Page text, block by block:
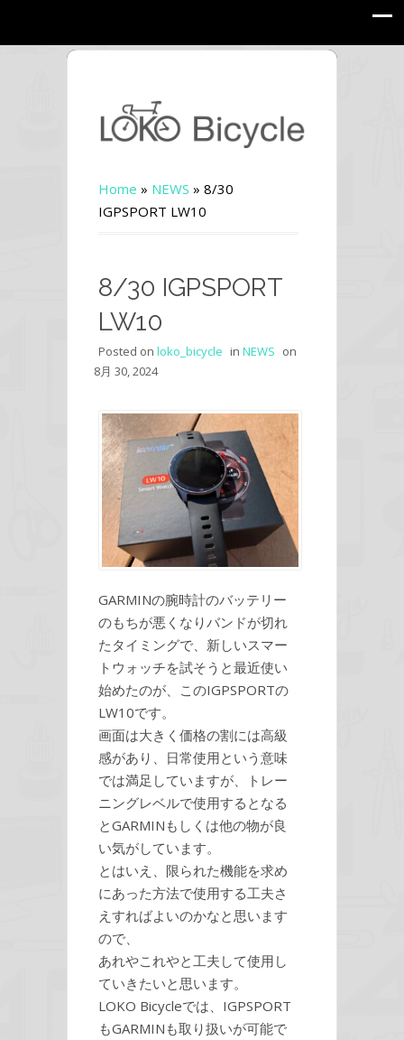
Home » NEWS » 8/30
IGPSPORT LW10
8/30 IGPSPORT
LW10
Posted on loko_bicycle in NEWS on
8月 30, 2024
GARMINの腕時計のバッテリー
のもちが悪くなりバンドが切れ
たタイミングで、新しいスマー
トウォッチを試そうと最近使い
始めたのが、このIGPSPORTの
LW10です。
画面は大きく価格の割には高級
感があり、日常使用という意味
では満足していますが、トレー
ニングレベルで使用するとなる
とGARMINもしくは他の物が良
い気がしています。
とはいえ、限られた機能を求め
にあった方法で使用する工夫さ
えすればよいのかなと思います
ので、
あれやこれやと工夫して使用し
ていきたいと思います。
LOKO Bicycleでは、IGPSPORT
もGARMINも取り扱いが可能で